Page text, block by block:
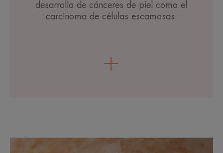
desarrollo de cánceres de piel como el
carcinoma de células escamosas.